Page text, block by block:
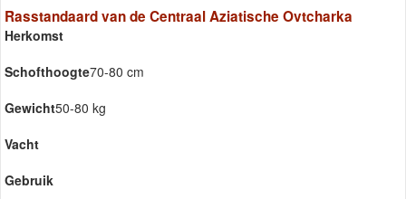
Rasstandaard van de Centraal Aziatische Ovtcharka
Herkomst
Schofthoogte70-80 cm
Gewicht50-80 kg
Vacht
Gebruik